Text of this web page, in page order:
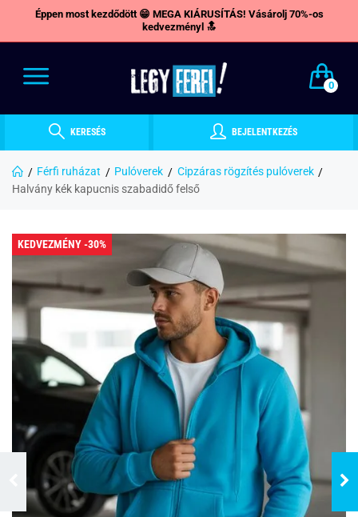
Éppen most kezdődött 😁 MEGA KIÁRUSÍTÁS! Vásárolj 70%-os
kedvezményl 🔝
0
KERESÉS BEJELENTKEZÉS
Férfi ruházat Pulóverek
Cipzáras rögzítés pulóverek
Halvány kék kapucnis szabadidő felső
KEDVEZMÉNY -30%